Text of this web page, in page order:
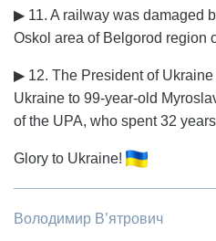
▶ 11. A railway was damaged
Oskol area of Belgorod region
▶ 12. The President of
Ukraine to 99-year-old
of the UPA, who spent 32
Glory to Ukraine!
Володимир В’ятрович